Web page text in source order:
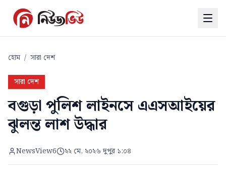
হোম / সারা দেশ
সারা দেশ
বগুড়া পুলিশ লাইনসে এএসআইয়ের
ঝুলন্ত লাশ উদ্ধার
NewsView6 ২২ মে, ২০২৬ দুপুর ১:০৪